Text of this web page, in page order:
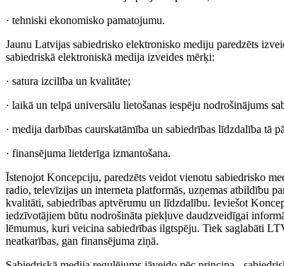
· tehniski ekonomisko pamatojumu.
Jaunu Latvijas sabiedrisko elektronisko mediju paredzēts
sabiedriskā elektroniskā medija izveides mērķi:
· satura izcilība un kvalitāte;
· laikā un telpā universālu lietošanas iespēju nodrošinājums
· medija darbības caurskatāmība un sabiedrības līdzdalība tā
· finansējuma lietderīga izmantošana.
Īstenojot Koncepciju, paredzēts veidot vienotu sabiedrisko
radio, televīzijas un interneta platformās, uzņemas atbildību
kvalitāti, sabiedrības aptvērumu un līdzdalību. Ieviešot
iedzīvotājiem būtu nodrošināta piekļuve daudzveidīgai
lēmumus, kuri veicina sabiedrības ilgtspēju. Tiek saglabāti
neatkarības, gan finansējuma ziņā.